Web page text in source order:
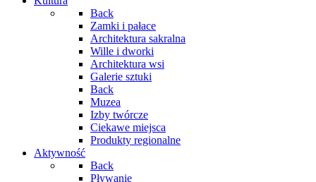
Back
Zamki i pałace
Architektura sakralna
Wille i dworki
Architektura wsi
Galerie sztuki
Back
Muzea
Izby twórcze
Ciekawe miejsca
Produkty regionalne
Aktywność
Back
Pływanie